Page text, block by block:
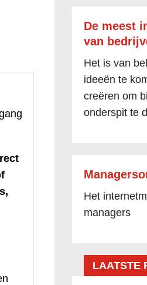
De meest
van
Het is van
ideeën te
creëren om
onderspit te
Het
managers
LAATSTE